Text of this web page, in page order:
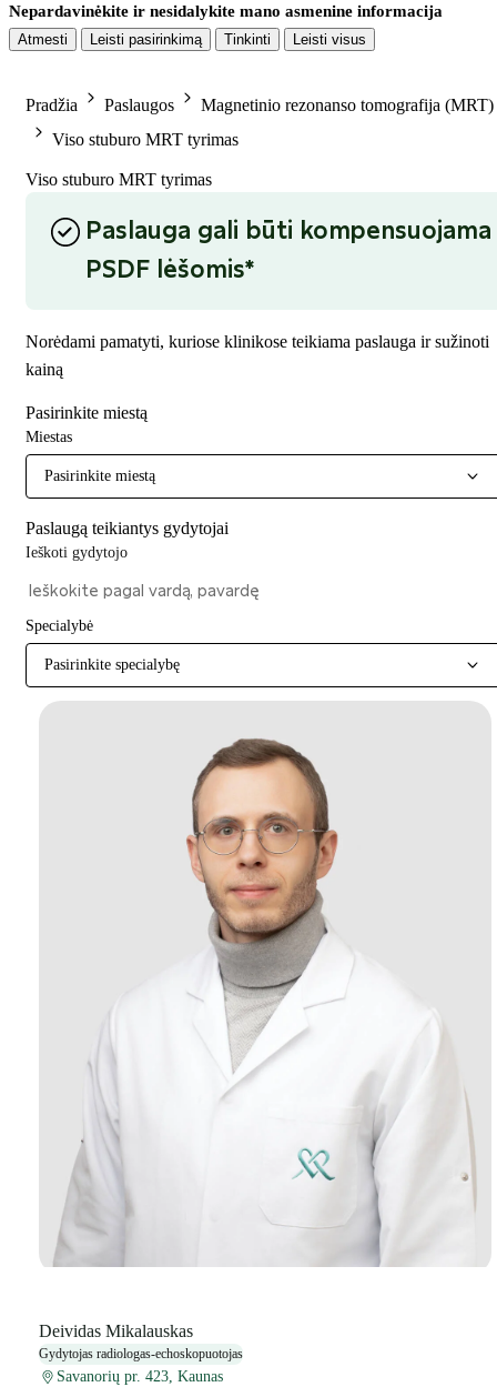
Nepardavinėkite ir nesidalykite mano asmenine informacija
Atmesti Leisti pasirinkimą Tinkinti Leisti visus
Pradžia Paslaugos
Magnetinio rezonanso tomografija (MRT)
Viso stuburo MRT tyrimas
Viso stuburo MRT tyrimas
Paslauga gali būti kompensuojama
PSDF lėšomis*
Norėdami pamatyti, kuriose klinikose teikiama paslauga ir sužinoti
kainą
Pasirinkite miestą
Miestas
Pasirinkite miestą
Paslaugą teikiantys gydytojai
Ieškoti gydytojo
Specialybė
Pasirinkite specialybę
Deividas Mikalauskas
Gydytojas radiologas-echoskopuotojas
Savanorių pr. 423, Kaunas